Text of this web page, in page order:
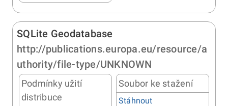
SQLite Geodatabase
http://publications.europa.eu/resource/a
uthority/file-type/UNKNOWN
Podmínky užití
distribuce
Soubor ke stažení
Stáhnout